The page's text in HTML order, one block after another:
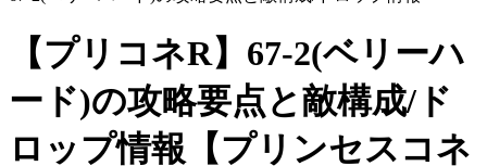
【プリコネR】67-2(ベリーハ
ード)の攻略要点と敵構成/ド
ロップ情報【プリンセスコネ